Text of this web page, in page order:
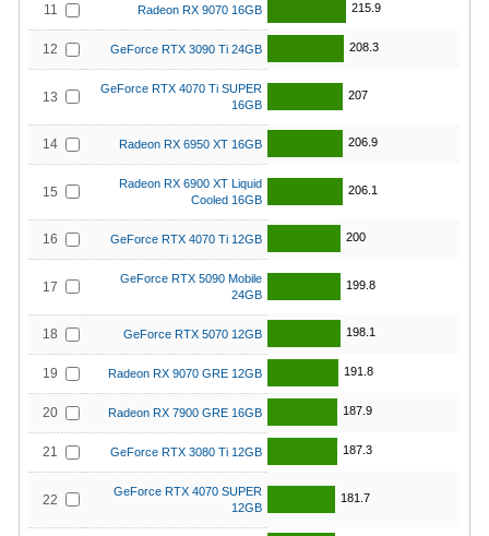
11 Radeon RX 9070 16GB 215.9
12 GeForce RTX 3090 Ti 24GB 208.3
13
GeForce RTX 4070 Ti SUPER
16GB
207
14 Radeon RX 6950 XT 16GB 206.9
15
Radeon RX 6900 XT Liquid
Cooled 16GB
206.1
16 GeForce RTX 4070 Ti 12GB 200
17
GeForce RTX 5090 Mobile
24GB
199.8
18 GeForce RTX 5070 12GB 198.1
19 Radeon RX 9070 GRE 12GB 191.8
20 Radeon RX 7900 GRE 16GB 187.9
21 GeForce RTX 3080 Ti 12GB 187.3
22
GeForce RTX 4070 SUPER
12GB
181.7